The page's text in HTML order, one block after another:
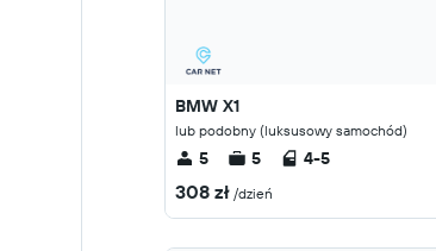
BMW X1
lub podobny (luksusowy samochód)
5 5 4-5
308 zł /dzień